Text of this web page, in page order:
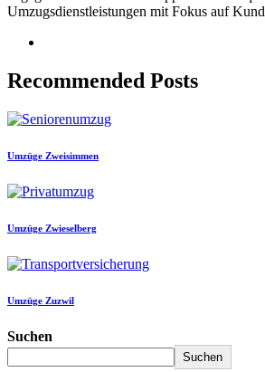
Umzugsdienstleistungen mit Fokus auf
Recommended Posts
Umzüge Zweisimmen
Umzüge Zwieselberg
Umzüge Zuzwil
Suchen
Suchen